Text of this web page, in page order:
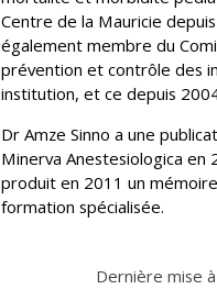
Centre de la Mauricie
également membre du
prévention et contrôle des
institution, et ce depuis
Dr Amze Sinno a une
Minerva Anestesiologica en
produit en 2011 un
formation spécialisée.
Dernière mise